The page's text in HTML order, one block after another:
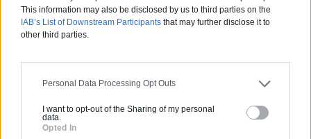
This information may also be disclosed by us to third parties on the
IAB’s List of Downstream Participants that may further disclose it to
other third parties.
Personal Data Processing Opt Outs
I want to opt-out of the Sharing of my personal
data.
Opted In
Activités :Gros œuvre, Borne de recharge
0800 20 03 20
Devis